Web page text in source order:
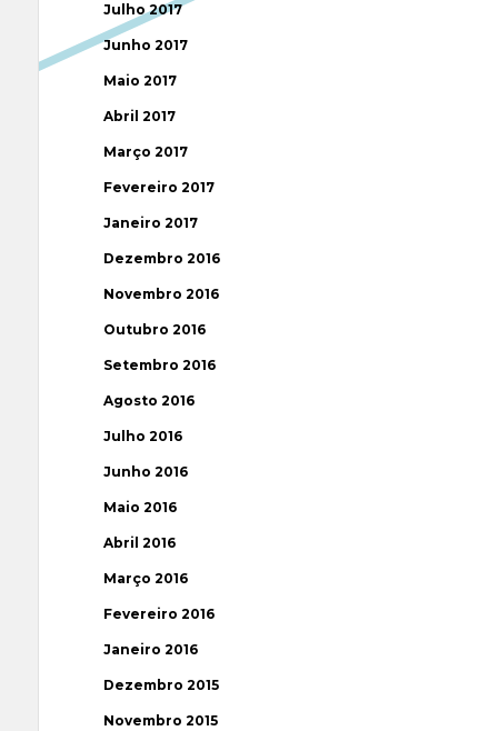
Julho 2017
Junho 2017
Maio 2017
Abril 2017
Março 2017
Fevereiro 2017
Janeiro 2017
Dezembro 2016
Novembro 2016
Outubro 2016
Setembro 2016
Agosto 2016
Julho 2016
Junho 2016
Maio 2016
Abril 2016
Março 2016
Fevereiro 2016
Janeiro 2016
Dezembro 2015
Novembro 2015